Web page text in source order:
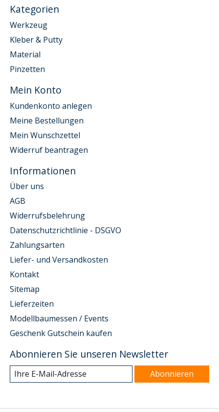
Kategorien
Werkzeug
Kleber & Putty
Material
Pinzetten
Mein Konto
Kundenkonto anlegen
Meine Bestellungen
Mein Wunschzettel
Widerruf beantragen
Informationen
Über uns
AGB
Widerrufsbelehrung
Datenschutzrichtlinie - DSGVO
Zahlungsarten
Liefer- und Versandkosten
Kontakt
Sitemap
Lieferzeiten
Modellbaumessen / Events
Geschenk Gutschein kaufen
Abonnieren Sie unseren Newsletter
Abonnieren